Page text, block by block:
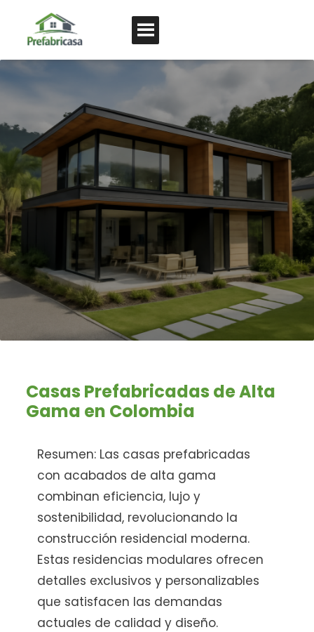
Casas Prefabricadas de Alta
Gama en Colombia
Resumen: Las casas prefabricadas
con acabados de alta gama
combinan eficiencia, lujo y
sostenibilidad, revolucionando la
construcción residencial moderna.
Estas residencias modulares ofrecen
detalles exclusivos y personalizables
que satisfacen las demandas
actuales de calidad y diseño.